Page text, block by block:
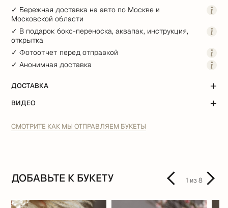
✓ Бережная доставка на авто по Москве и
Московской области
✓ В подарок бокс-переноска, аквапак, инструкция,
открытка
✓ Фотоотчет перед отправкой
✓ Анонимная доставка
ДОСТАВКА
ВИДЕО
СМОТРИТЕ КАК МЫ ОТПРАВЛЯЕМ БУКЕТЫ
ДОБАВЬТЕ К БУКЕТУ 1 из8